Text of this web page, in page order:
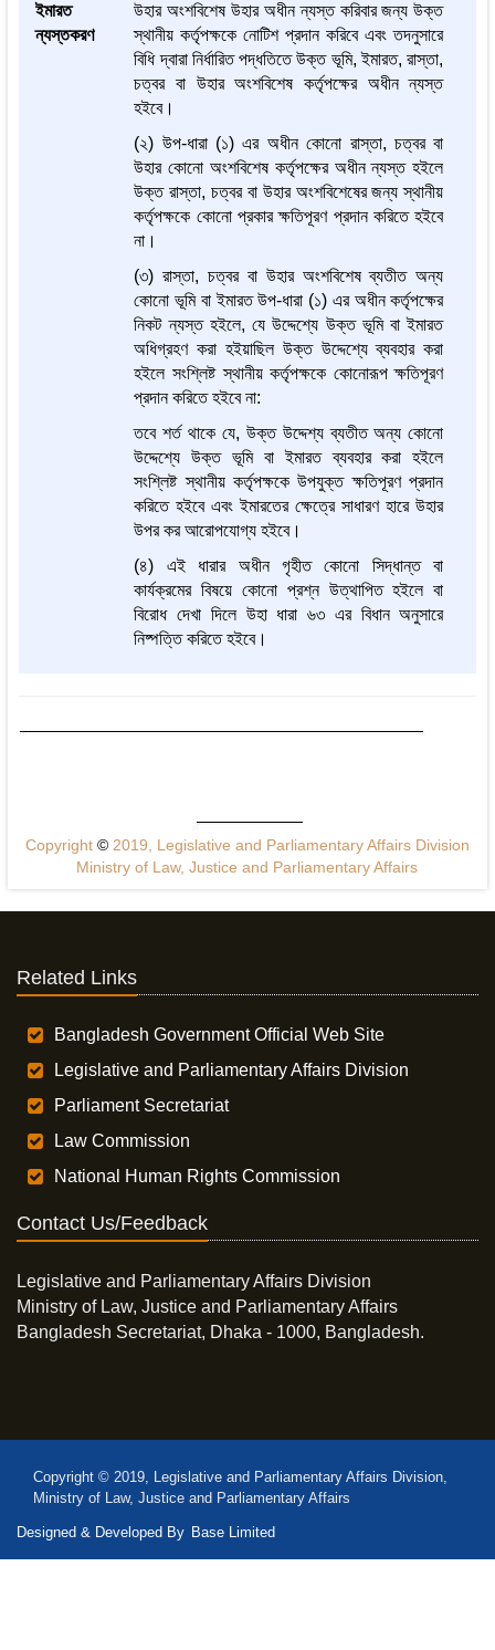
ইমারত
ন্যস্তকরণ
উহার অংশবিশেষ উহার অধীন ন্যস্ত করিবার জন্য উক্ত
স্থানীয় কর্তৃপক্ষকে নোটিশ প্রদান করিবে এবং তদনুসারে
বিধি দ্বারা নির্ধারিত পদ্ধতিতে উক্ত ভূমি, ইমারত, রাস্তা,
চত্বর বা উহার অংশবিশেষ কর্তৃপক্ষের অধীন ন্যস্ত
হইবে।
(২) উপ-ধারা (১) এর অধীন কোনো রাস্তা, চত্বর বা
উহার কোনো অংশবিশেষ কর্তৃপক্ষের অধীন ন্যস্ত হইলে
উক্ত রাস্তা, চত্বর বা উহার অংশবিশেষের জন্য স্থানীয়
কর্তৃপক্ষকে কোনো প্রকার ক্ষতিপূরণ প্রদান করিতে হইবে
না।
(৩) রাস্তা, চত্বর বা উহার অংশবিশেষ ব্যতীত অন্য
কোনো ভূমি বা ইমারত উপ-ধারা (১) এর অধীন কর্তৃপক্ষের
নিকট ন্যস্ত হইলে, যে উদ্দেশ্যে উক্ত ভূমি বা ইমারত
অধিগ্রহণ করা হইয়াছিল উক্ত উদ্দেশ্যে ব্যবহার করা
হইলে সংশ্লিষ্ট স্থানীয় কর্তৃপক্ষকে কোনোরূপ ক্ষতিপূরণ
প্রদান করিতে হইবে না:
তবে শর্ত থাকে যে, উক্ত উদ্দেশ্য ব্যতীত অন্য কোনো
উদ্দেশ্যে উক্ত ভূমি বা ইমারত ব্যবহার করা হইলে
সংশ্লিষ্ট স্থানীয় কর্তৃপক্ষকে উপযুক্ত ক্ষতিপূরণ প্রদান
করিতে হইবে এবং ইমারতের ক্ষেত্রে সাধারণ হারে উহার
উপর কর আরোপযোগ্য হইবে।
(৪) এই ধারার অধীন গৃহীত কোনো সিদ্ধান্ত বা
কার্যক্রমের বিষয়ে কোনো প্রশ্ন উত্থাপিত হইলে বা
বিরোধ দেখা দিলে উহা ধারা ৬৩ এর বিধান অনুসারে
নিষ্পত্তি করিতে হইবে।
Copyright ©2019, Legislative and Parliamentary Affairs Division
Ministry of Law, Justice and Parliamentary Affairs
Related Links
Bangladesh Government Official Web Site
Legislative and Parliamentary Affairs Division
Parliament Secretariat
Law Commission
National Human Rights Commission
Contact Us/Feedback
Legislative and Parliamentary Affairs Division
Ministry of Law, Justice and Parliamentary Affairs
Bangladesh Secretariat, Dhaka - 1000, Bangladesh.
Copyright © 2019, Legislative and Parliamentary Affairs Division,
Ministry of Law, Justice and Parliamentary Affairs
Designed & Developed By Base Limited